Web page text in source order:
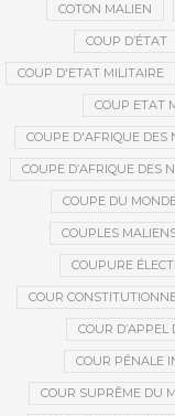
COTON MALIEN
COUP D’ÉTAT
COUP D'ETAT MILITAIRE
COUP ETAT
COUPE D'AFRIQUE DES
COUPE D’AFRIQUE DES
COUPE DU
COUPLES
COUPURE
COUR
COUR
COUR PÉNALE
COUR SUPRÊME DU